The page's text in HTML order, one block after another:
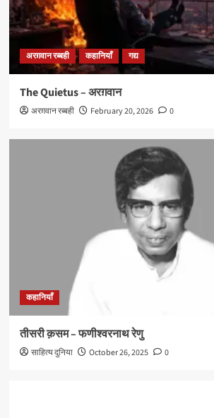
अरग़वान रब्बही कहानियाँ गद्य
The Quietus – अरग़वान
अरग़वान रब्बही February 20, 2026 0
कहानियाँ
तीसरी क़सम – फणीश्वरनाथ रेणु
साहित्य दुनिया October 26, 2025 0